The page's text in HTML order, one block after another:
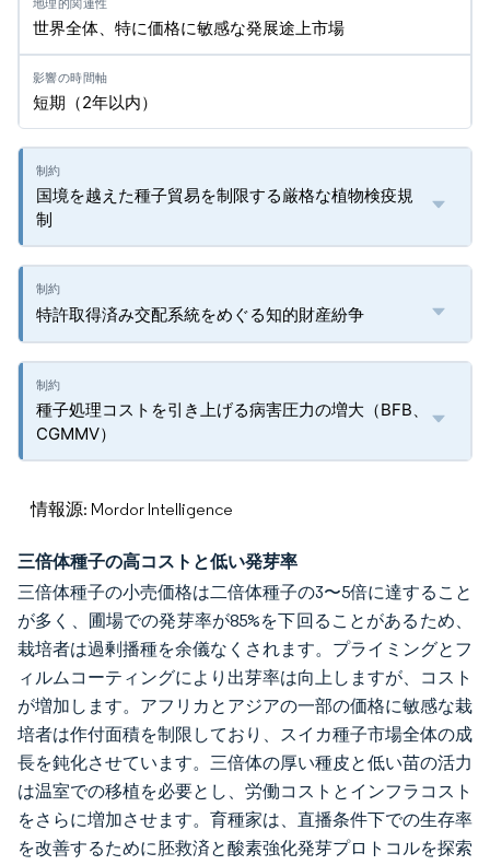
世界全体、特に価格に敏感な発展途上市場
短期（2年以内）
国境を越えた種子貿易を制限する厳格な植物検疫規
制
特許取得済み交配系統をめぐる知的財産紛争
種子処理コストを引き上げる病害圧力の増大（BFB、
CGMMV）
情報源: Mordor Intelligence
三倍体種子の高コストと低い発芽率
三倍体種子の小売価格は二倍体種子の3〜5倍に達すること
が多く、圃場での発芽率が85%を下回ることがあるため、
栽培者は過剰播種を余儀なくされます。プライミングとフ
ィルムコーティングにより出芽率は向上しますが、コスト
が増加します。アフリカとアジアの一部の価格に敏感な栽
培者は作付面積を制限しており、スイカ種子市場全体の成
長を鈍化させています。三倍体の厚い種皮と低い苗の活力
は温室での移植を必要とし、労働コストとインフラコスト
をさらに増加させます。育種家は、直播条件下での生存率
を改善するために胚救済と酸素強化発芽プロトコルを探索